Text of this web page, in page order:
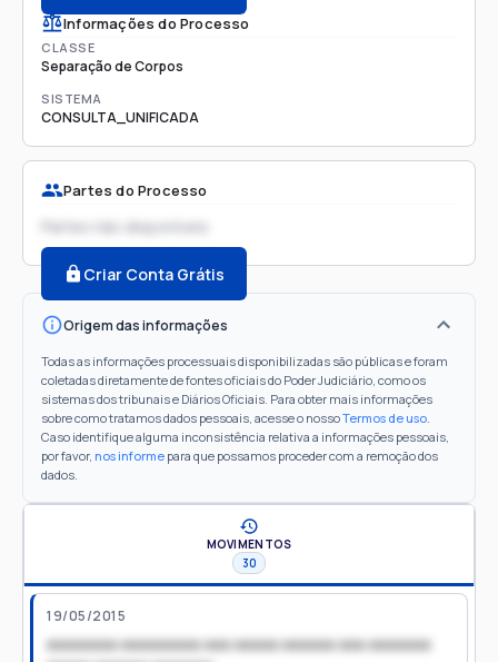
Informações do Processo
CLASSE
Separação de Corpos
SISTEMA
CONSULTA_UNIFICADA
Partes do Processo
Partes não disponíveis
Criar Conta Grátis
Origem das informações
Todas as informações processuais disponibilizadas são públicas e foram
coletadas diretamente de fontes oficiais do Poder Judiciário, como os
sistemas dos tribunais e Diários Oficiais. Para obter mais informações
sobre como tratamos dados pessoais, acesse o nossoTermos de uso.
Caso identifique alguma inconsistência relativa a informações pessoais,
por favor, nos informe para que possamos proceder com a remoção dos
dados.
MOVIMENTOS
30
19/05/2015
xxxxxxxx xxxxxxxxx xxx xxxxx xxxxxx xxx xxxxxxx